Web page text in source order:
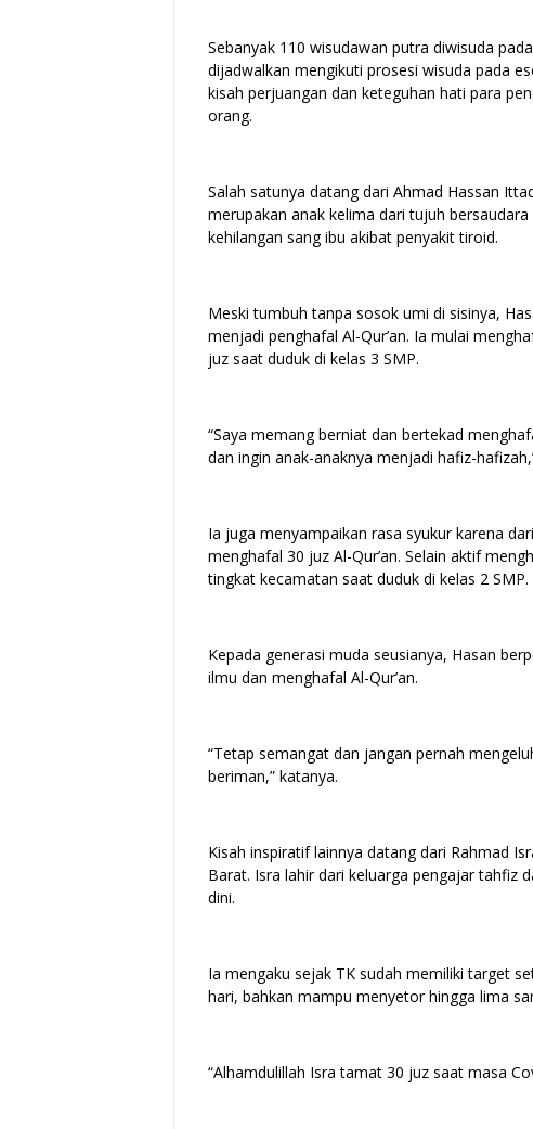
Sebanyak 110 wisudawan putra diwisuda
dijadwalkan mengikuti prosesi wisuda pada
kisah perjuangan dan keteguhan hati para
orang.
Salah satunya datang dari Ahmad Hassan
merupakan anak kelima dari tujuh
kehilangan sang ibu akibat penyakit tiroid.
Meski tumbuh tanpa sosok umi di sisinya,
menjadi penghafal Al-Qur’an. Ia mulai
juz saat duduk di kelas 3 SMP.
“Saya memang berniat dan bertekad
dan ingin anak-anaknya menjadi hafiz-
Ia juga menyampaikan rasa syukur karena
menghafal 30 juz Al-Qur’an. Selain aktif
tingkat kecamatan saat duduk di kelas 2 SMP.
Kepada generasi muda seusianya, Hasan
ilmu dan menghafal Al-Qur’an.
“Tetap semangat dan jangan pernah
beriman,” katanya.
Kisah inspiratif lainnya datang dari Rahmad
Barat. Isra lahir dari keluarga pengajar tahfiz
dini.
Ia mengaku sejak TK sudah memiliki target
hari, bahkan mampu menyetor hingga lima
“Alhamdulillah Isra tamat 30 juz saat masa